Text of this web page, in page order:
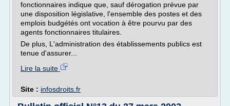
fonctionnaires indique que, sauf dérogation prévue par
une disposition législative, l'ensemble des postes et des
emplois budgétés ont vocation à être pourvu par des
agents fonctionnaires titulaires.
De plus, L'administration des établissements publics est
tenue d'assurer...
Lire la suite
Site : infosdroits.fr